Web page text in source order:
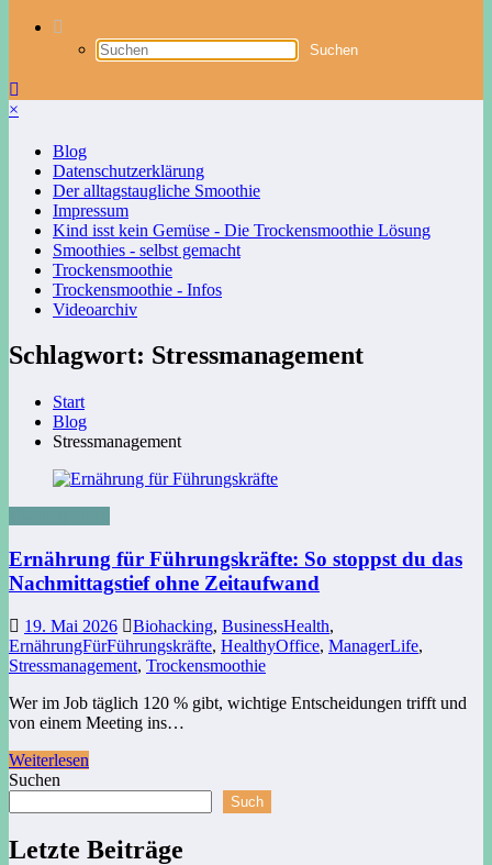
×
Blog
Datenschutzerklärung
Der alltagstaugliche Smoothie
Impressum
Kind isst kein Gemüse - Die Trockensmoothie Lösung
Smoothies - selbst gemacht
Trockensmoothie
Trockensmoothie - Infos
Videoarchiv
Schlagwort: Stressmanagement
Start
Blog
Stressmanagement
Ernährung für Führungskräfte: So stoppst du das
Nachmittagstief ohne Zeitaufwand
19. Mai 2026 Biohacking, BusinessHealth,
ErnährungFürFührungskräfte, HealthyOffice, ManagerLife,
Stressmanagement, Trockensmoothie
Wer im Job täglich 120 % gibt, wichtige Entscheidungen trifft und
von einem Meeting ins…
Weiterlesen
Suchen
Such
Letzte Beiträge